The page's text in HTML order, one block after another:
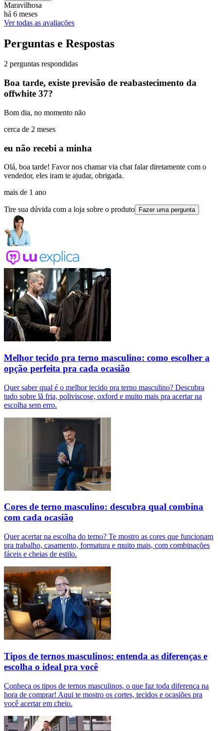
Maravilhosa
há 6 meses
Ver todas as avaliações
Perguntas e Respostas
2 perguntas respondidas
Boa tarde, existe previsão de reabastecimento da
offwhite 37?
Bom dia, no momento não
cerca de 2 meses
eu não recebi a minha
Olá, boa tarde! Favor nos chamar via chat falar diretamente com o
vendedor, eles iram te ajudar, obrigada.
mais de 1 ano
Tire sua dúvida com a loja sobre o produto Fazer uma pergunta
Melhor tecido pra terno masculino: como escolher a
opção perfeita pra cada ocasião
Quer saber qual é o melhor tecido pra terno masculino? Descubra
tudo sobre lã fria, poliviscose, oxford e muito mais pra acertar na
escolha sem erro.
Cores de terno masculino: descubra qual combina
com cada ocasião
Quer acertar na escolha do terno? Te mostro as cores que funcionam
pra trabalho, casamento, formatura e muito mais, com combinações
fáceis e cheias de estilo.
Tipos de ternos masculinos: entenda as diferenças e
escolha o ideal pra você
Conheça os tipos de ternos masculinos, o que faz toda diferença na
hora de comprar! Aqui te mostro os cortes, tecidos e ocasiões pra
você acertar em cheio.